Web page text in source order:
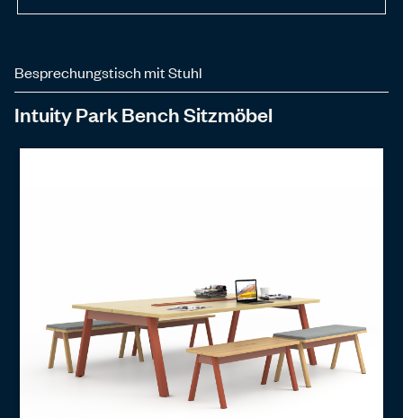
Besprechungstisch mit Stuhl
Intuity Park Bench Sitzmöbel